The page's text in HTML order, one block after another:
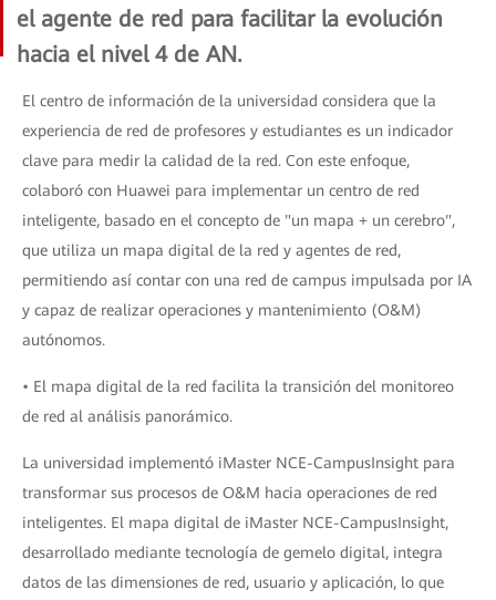
el agente de red para facilitar la evolución
hacia el nivel 4 de AN.
El centro de información de la universidad considera que la
experiencia de red de profesores y estudiantes es un indicador
clave para medir la calidad de la red. Con este enfoque,
colaboró ​​con Huawei para implementar un centro de red
inteligente, basado en el concepto de "un mapa + un cerebro",
que utiliza un mapa digital de la red y agentes de red,
permitiendo así contar con una red de campus impulsada por IA
y capaz de realizar operaciones y mantenimiento (O&M)
autónomos.
• El mapa digital de la red facilita la transición del monitoreo
de red al análisis panorámico.
La universidad implementó iMaster NCE-CampusInsight para
transformar sus procesos de O&M hacia operaciones de red
inteligentes. El mapa digital de iMaster NCE-CampusInsight,
desarrollado mediante tecnología de gemelo digital, integra
datos de las dimensiones de red, usuario y aplicación, lo que